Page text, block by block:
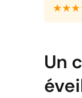
Un